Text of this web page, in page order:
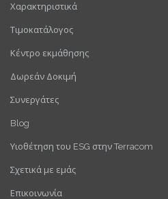
Χαρακτηριστικά
Τιμοκατάλογος
Κέντρο εκμάθησης
Δωρεάν Δοκιμή
Συνεργάτες
Blog
Υιοθέτηση του ESG στην Terracom
Σχετικά με εμάς
Επικοινωνία